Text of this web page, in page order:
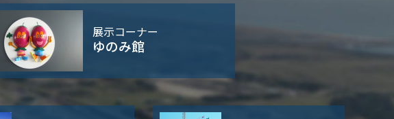
展示コーナー
ゆのみ館